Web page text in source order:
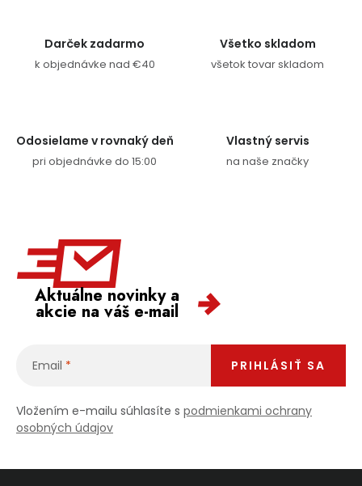
Darček zadarmo
k objednávke nad €40
Všetko skladom
všetok tovar skladom
Odosielame v rovnaký deň
pri objednávke do 15:00
Vlastný servis
na naše značky
Aktuálne novinky a
akcie na váš e-mail
Email
Vložením e-mailu súhlasíte s podmienkami ochrany
osobných údajov
PRIHLÁSIŤ SA